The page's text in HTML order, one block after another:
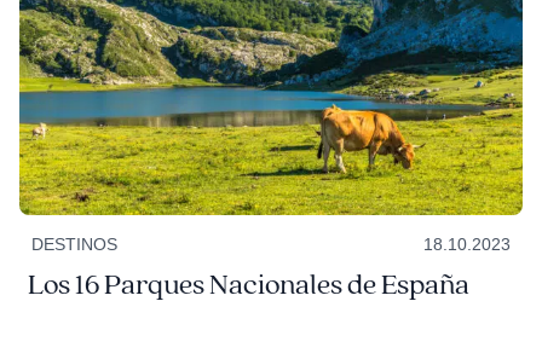
DESTINOS 18.10.2023
Los 16 Parques Nacionales de España